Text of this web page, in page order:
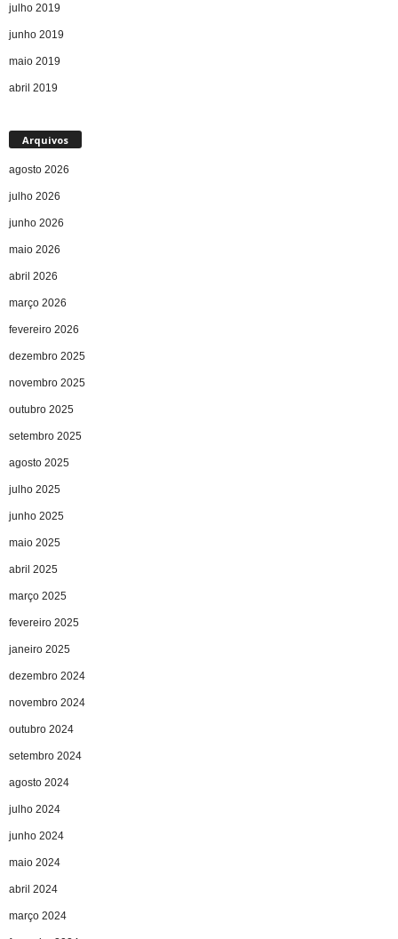
julho 2019
junho 2019
maio 2019
abril 2019
Arquivos
agosto 2026
julho 2026
junho 2026
maio 2026
abril 2026
março 2026
fevereiro 2026
dezembro 2025
novembro 2025
outubro 2025
setembro 2025
agosto 2025
julho 2025
junho 2025
maio 2025
abril 2025
março 2025
fevereiro 2025
janeiro 2025
dezembro 2024
novembro 2024
outubro 2024
setembro 2024
agosto 2024
julho 2024
junho 2024
maio 2024
abril 2024
março 2024